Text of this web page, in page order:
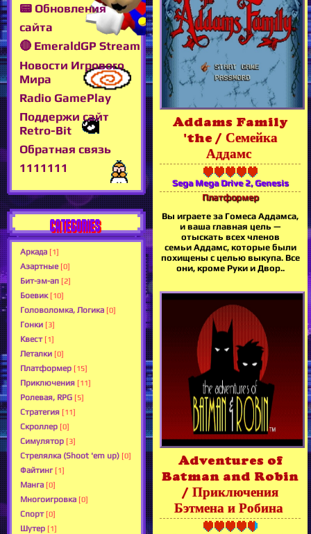
📟 Обновления
сайта
🔴 EmeraldGP Stream
Новости Игрового
Мира
Radio GamePlay
Поддержи сайт
Retro-Bit
Обратная связь
1111111
CATEGORIES
Аркада [1]
Азартные [0]
Бит-эм-ап [2]
Боевик [10]
Головоломка, Логика [0]
Гонки [3]
Квест [1]
Леталки [0]
Платформер [15]
Приключения [11]
Ролевая, RPG [5]
Стратегия [11]
Скроллер [0]
Симулятор [3]
Стрелялка (Shoot 'em up) [0]
Файтинг [1]
Манга [0]
Многоигровка [0]
Спорт [0]
Шутер [1]
Addams Family
'the / Семейка
Аддамс
Sega Mega Drive 2, Genesis
Платформер
Вы играете за Гомеса Аддамса,
и ваша главная цель —
отыскать всех членов
семьи Аддамс, которые были
похищены с целью выкупа. Все
они, кроме Руки и Двор..
Adventures of
Batman and Robin
/ Приключения
Бэтмена и Робина